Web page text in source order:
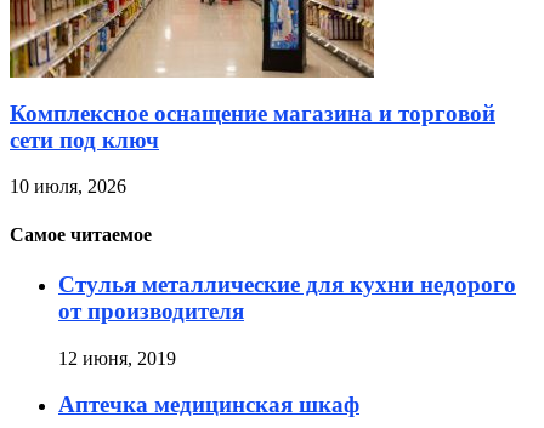
Комплексное оснащение магазина и торговой
сети под ключ
10 июля, 2026
Самое читаемое
Стулья металлические для кухни недорого
от производителя
12 июня, 2019
Аптечка медицинская шкаф